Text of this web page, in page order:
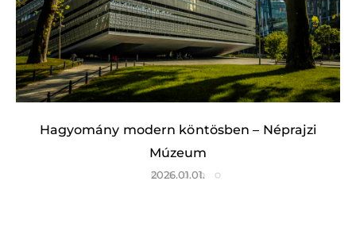
Hagyomány modern köntösben – Néprajzi
Múzeum
2026.01.01.